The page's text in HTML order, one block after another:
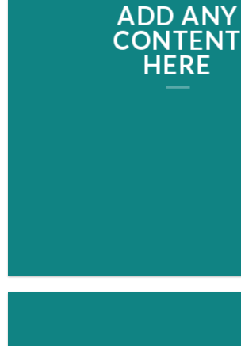
ADD ANY
CONTENT
HERE